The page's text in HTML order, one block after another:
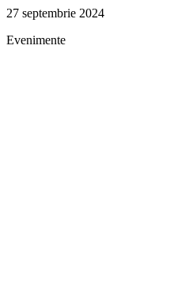
27 septembrie 2024
Evenimente